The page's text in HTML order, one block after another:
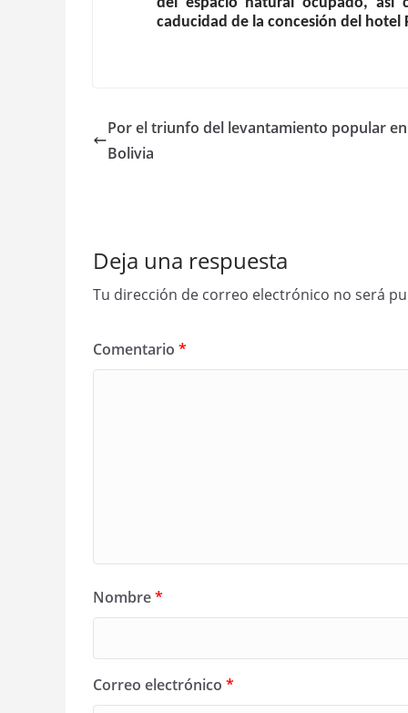
caducidad de la concesión del hotel
Por el triunfo del levantamiento popular en
Bolivia
Deja una respuesta
Tu dirección de correo electrónico no será
Comentario *
Nombre*
Correo electrónico *